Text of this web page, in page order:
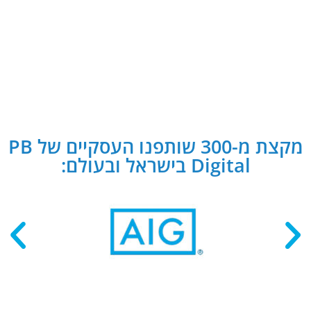
מקצת מ-300 שותפנו העסקיים של PB
Digital בישראל ובעולם: